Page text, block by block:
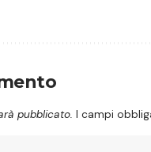
pubblicato. I campi